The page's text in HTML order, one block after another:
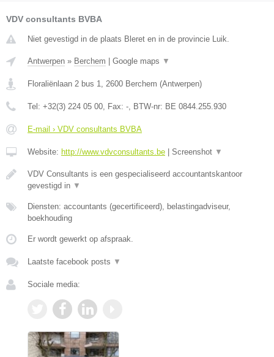
VDV consultants BVBA
Niet gevestigd in de plaats Bleret en in de provincie Luik.
Antwerpen » Berchem Google maps ▼
Floraliënlaan 2 bus 1, 2600 Berchem (Antwerpen)
Tel: +32(3) 224 05 00, Fax: -, BTW-nr: BE 0844.255.930
E-mail › VDV consultants BVBA
Website: http://www.vdvconsultants.be Screenshot ▼
VDV Consultants is een gespecialiseerd accountantskantoor
gevestigd in ▼
Diensten: accountants (gecertificeerd), belastingadviseur,
boekhouding
Er wordt gewerkt op afspraak.
Laatste facebook posts ▼
Sociale media: